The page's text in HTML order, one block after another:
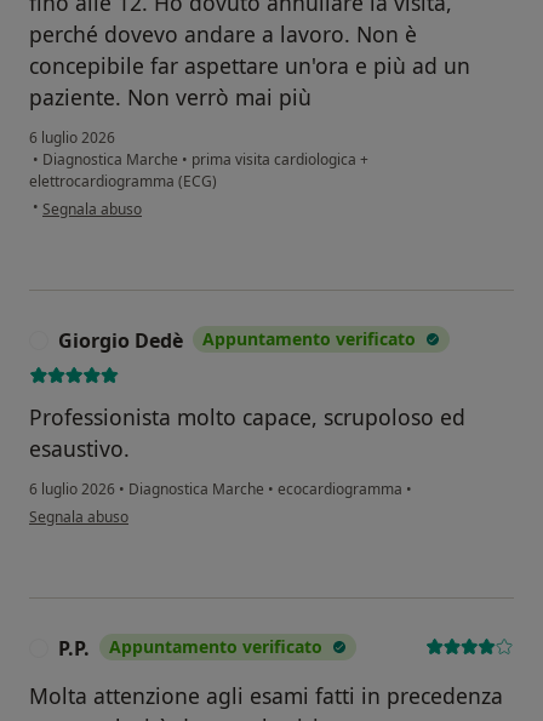
perché dovevo andare a lavoro. Non è
concepibile far aspettare un'ora e più ad un
paziente. Non verrò mai più
6 luglio 2026
• Diagnostica Marche • prima visita cardiologica +
elettrocardiogramma (ECG)
• secondo l'opinione dell'utente Laura
Segnala abuso
Giorgio Dedè Appuntamento verificato
Professionista molto capace, scrupoloso ed
esaustivo.
6 luglio 2026 • Diagnostica Marche • ecocardiogramma •
secondo l'opinione dell'utente Giorgio Dedè
Segnala abuso
P.P. Appuntamento verificato
Molta attenzione agli esami fatti in precedenza